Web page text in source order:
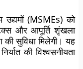
(MSMEs) को
और आपूर्ति शृंखला
की सुविधा मिलेगी। यह
की विश्वसनीयता